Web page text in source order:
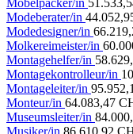
Modeberater/in
Modedesigner/in
Molkereimeister/in
Montagehelfer/in
Montagekontrolleur/in
Montageleiter/in
Monteur/in 64.083,47
Museumsleiter/in
Musiker/in 86.610,92